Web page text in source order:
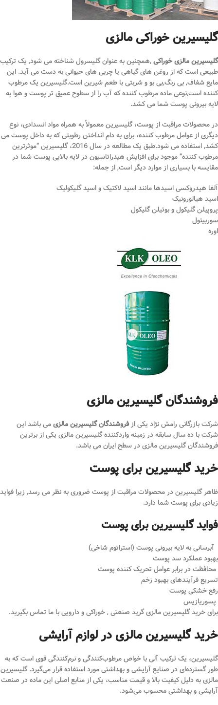
گلیسیرین خوراکی مالزی
گلیسیرین مالزی خوراکی,همچنین به عنوان گلیسرول شناخته می شود, یک ترکیب
طبیعی است که از روغن های گیاهی یا چربی های حیوانی به دست می آید. این
مایع شفاف, بی رنگ,بی بو و شربتی با طعم شیرین است.گلیسیرین یک مرطوب
کننده است,نوعی ماده مرطوب کننده که آب را از سطوح عمیق تر پوست و هوا به
لایه بیرونی پوست شما می کشد.
در محصولات مراقبت از پوست، گلیسیرین معمولاً به همراه مواد انسدادی، نوع
دیگری از عوامل مرطوب کننده، برای به دام انداختن رطوبتی که به داخل پوست می
کشد, استفاده می شود.طبق یک مطالعه در سال 2016، گلیسیرین “موثرترین
مرطوب کننده” موجود برای افزایش هیدراتاسیون در لایه بالایی پوست شما در
مقایسه با بسیاری از موارد دیگر است, از جمله:
آلفا هیدروکسی اسیدها مانند اسید لاکتیک و اسید گلیکولیک
اسید هیالورونیک
پروپیلن گلیکول و بوتیلن گلیکول
سوربیتول
اوره
فروشندگان گلیسیرین مالزی
شرکت بازرگانی رامش نژاد یکی ازفروشندگان گلیسیرین مالزیمی باشد این
شرکت با ده سال سابقه در زمینه واردکننده گلیسیرین مالزی یکی از برترین
فروشندگان گلیسیرین مالزی در سطح ایران می باشد.
خرید گلیسیرین برای پوست
ظاهر گلیسیرین در محصولات مراقبت از پوست ضروری به نظر می رسد, زیرا فواید
زیادی برای پوست شما دارد.
فواید گلیسیرین برای پوست
آبرسانی به لایه بیرونی پوست (استراتوم شاخی)
بهبود عملکرد سد پوست
محافظت در برابر عوامل تحریک کننده پوست
تسریع فرآیندهای بهبود زخم
رفع خشکی پوست
پسوریازیس
برای خرید گلیسیرین مالزی گرید صنعتی , خوراکی و دارویی با ما تماس بگیرید.
خرید گلیسیرین مالزی در لوازم آرایشی
گلیسیرین، یک ترکیب آلی با خواص مرطوب‌کنندگی و نرم‌کنندگی قوی است که به
طور گسترده‌ای در صنایع آرایشی و بهداشتی مورد استفاده قرار می‌گیرد. گلیسیرین
مالزی به دلیل کیفیت بالا و قیمت مناسب، یکی از منابع اصلی این ماده در صنعت
آرایشی و بهداشتی محسوب می‌شود.